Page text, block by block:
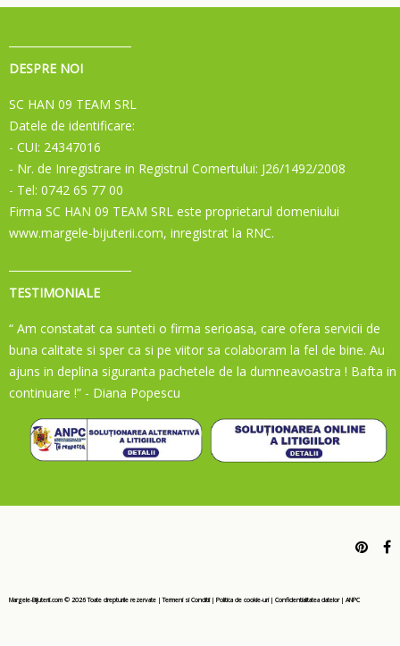
DESPRE NOI
SC HAN 09 TEAM SRL
Datele de identificare:
- CUI: 24347016
- Nr. de Inregistrare in Registrul Comertului: J26/1492/2008
- Tel: 0742 65 77 00
Firma SC HAN 09 TEAM SRL este proprietarul domeniului
www.margele-bijuterii.com, inregistrat la RNC.
TESTIMONIALE
“ Am constatat ca sunteti o firma serioasa, care ofera servicii de
buna calitate si sper ca si pe viitor sa colaboram la fel de bine. Au
ajuns in deplina siguranta pachetele de la dumneavoastra ! Bafta in
continuare !” - Diana Popescu
Margele-Bijuterii.com © 2026Toate drepturile rezervate | Termeni si Conditii | Politica de cookie-uri | Confidentialitatea datelor | ANPC